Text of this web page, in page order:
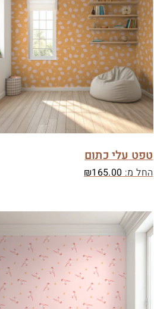
טפט עלי כתום
החל מ: ₪165.00